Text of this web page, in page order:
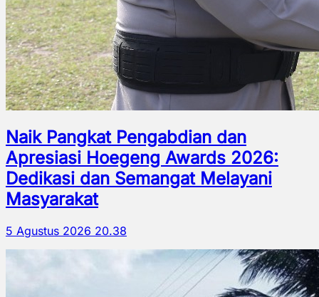
Naik Pangkat Pengabdian dan
Apresiasi Hoegeng Awards 2026:
Dedikasi dan Semangat Melayani
Masyarakat
5 Agustus 2026 20.38